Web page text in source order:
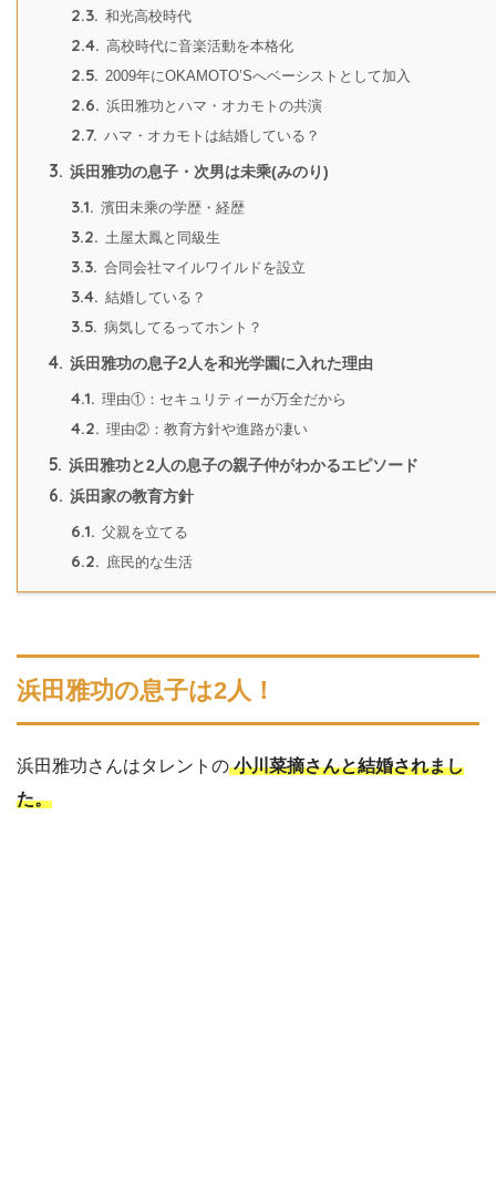
2.3. 和光高校時代
2.4. 高校時代に音楽活動を本格化
2.5. 2009年にOKAMOTO’Sへベーシストとして加入
2.6. 浜田雅功とハマ・オカモトの共演
2.7. ハマ・オカモトは結婚している？
3. 浜田雅功の息子・次男は未乘(みのり)
3.1. 濱田未乘の学歴・経歴
3.2. 土屋太鳳と同級生
3.3. 合同会社マイルワイルドを設立
3.4. 結婚している？
3.5. 病気してるってホント？
4. 浜田雅功の息子2人を和光学園に入れた理由
4.1. 理由①：セキュリティーが万全だから
4.2. 理由②：教育方針や進路が凄い
5. 浜田雅功と2人の息子の親子仲がわかるエピソード
6. 浜田家の教育方針
6.1. 父親を立てる
6.2. 庶民的な生活
浜田雅功の息子は2人！
浜田雅功さんはタレントの小川菜摘さんと結婚されまし
た。